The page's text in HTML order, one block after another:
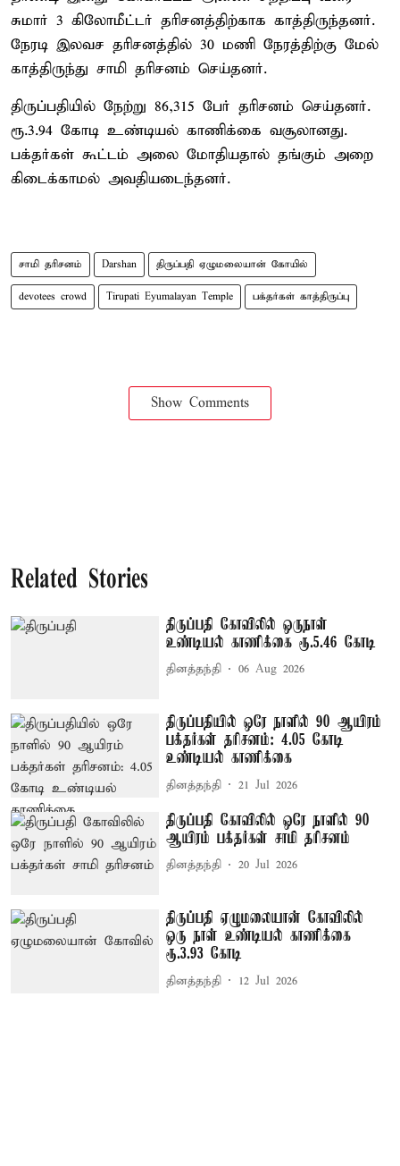
சுமார் 3 கிலோமீட்டர் தரிசனத்திற்காக காத்திருந்தனர்.
நேரடி இலவச தரிசனத்தில் 30 மணி நேரத்திற்கு மேல்
காத்திருந்து சாமி தரிசனம் செய்தனர்.
திருப்பதியில் நேற்று 86,315 பேர் தரிசனம் செய்தனர்.
ரூ.3.94 கோடி உண்டியல் காணிக்கை வசூலானது.
பக்தர்கள் கூட்டம் அலை மோதியதால் தங்கும் அறை
கிடைக்காமல் அவதியடைந்தனர்.
சாமி தரிசனம் Darshan திருப்பதி ஏழுமலையான் கோயில்
devotees crowd Tirupati Eyumalayan Temple பக்தர்கள் காத்திருப்பு
Show Comments
Related Stories
திருப்பதி கோவிலில் ஒருநாள்
உண்டியல் காணிக்கை ரூ.5.46 கோடி
தினத்தந்தி 06 Aug 2026
திருப்பதியில் ஒரே நாளில் 90 ஆயிரம்
பக்தர்கள் தரிசனம்: 4.05 கோடி
உண்டியல் காணிக்கை
தினத்தந்தி 21 Jul 2026
திருப்பதி கோவிலில் ஒரே நாளில் 90
ஆயிரம் பக்தர்கள் சாமி தரிசனம்
தினத்தந்தி 20 Jul 2026
திருப்பதி ஏழுமலையான் கோவிலில்
ஒரு நாள் உண்டியல் காணிக்கை
ரூ.3.93 கோடி
தினத்தந்தி 12 Jul 2026